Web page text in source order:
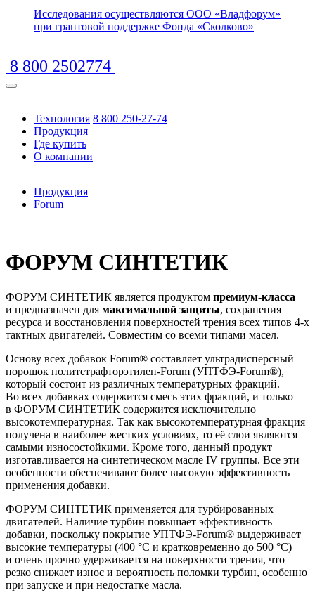
Исследования осуществляются ООО «Владфорум»
при грантовой поддержке Фонда «Сколково»
8 800 2502774
Технология
Продукция
Где купить
О компании
8 800 250-27-74
Продукция
Forum
ФОРУМ СИНТЕТИК
ФОРУМ СИНТЕТИК является продуктом премиум-класса
и предназначен для максимальной защиты, сохранения
ресурса и восстановления поверхностей трения всех типов 4-х
тактных двигателей. Совместим со всеми типами масел.
Основу всех добавок Forum® составляет ультрадисперсный
порошок политетрафторэтилен-Forum (УПТФЭ-Forum®),
который состоит из различных температурных фракций.
Во всех добавках содержится смесь этих фракций, и только
в ФОРУМ СИНТЕТИК содержится исключительно
высокотемпературная. Так как высокотемпературная фракция
получена в наиболее жестких условиях, то её слои являются
самыми износостойкими. Кроме того, данный продукт
изготавливается на синтетическом масле IV группы. Все эти
особенности обеспечивают более высокую эффективность
применения добавки.
ФОРУМ СИНТЕТИК применяется для турбированных
двигателей. Наличие турбин повышает эффективность
добавки, поскольку покрытие УПТФЭ-Forum® выдерживает
высокие температуры (400 °C и кратковременно до 500 °С)
и очень прочно удерживается на поверхности трения, что
резко снижает износ и вероятность поломки турбин, особенно
при запуске и при недостатке масла.